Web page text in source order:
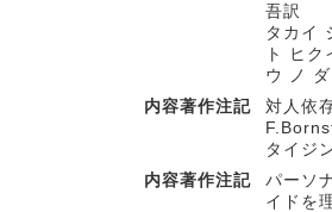
吾訳
タカイ
ト ヒク
ウ ノ
内容著作注記
対人依
タイジ
内容著作注記
パーソ
イドを